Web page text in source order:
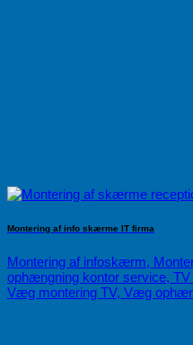
Montering af info skærme IT firma
Montering af infoskærm,
ophængning kontor service,
Væg montering TV, Væg